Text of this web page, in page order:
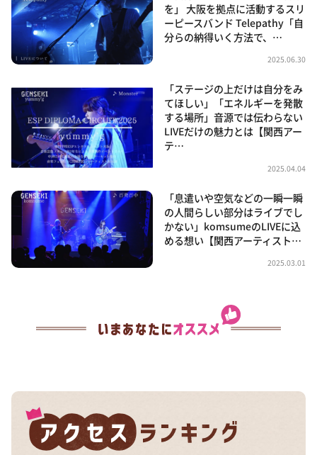
を」 大阪を拠点に活動するスリ
ーピースバンド Telepathy「自
分らの納得いく方法で、…
2025.06.30
「ステージの上だけは自分をみ
てほしい」「エネルギーを発散
する場所」音源では伝わらない
LIVEだけの魅力とは【関西アー
テ…
2025.04.04
「息遣いや空気などの一瞬一瞬
の人間らしい部分はライブでし
かない」komsumeのLIVEに込
める想い【関西アーティスト…
2025.03.01